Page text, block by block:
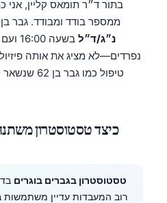
בתור ד״ר תומאס קליין,
נמוך (Low-T) ממספר בודד ומבודד. גבר בן 38 עם
נ״ג/ד״ל בשעה 16:00 ועם
נפרדים—לא מציג את אותה
טיפול כמו גבר בן 62 שנשאר קרוב ל־
כיצד טסטוסטרון
טסטוסטרון בגברים בוגרים
רוב המעבדות עדיין משתמשות